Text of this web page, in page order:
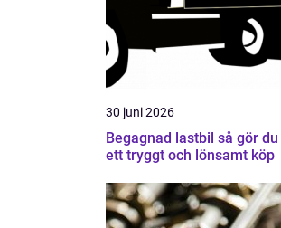
30 juni 2026
Begagnad lastbil så gör du
ett tryggt och lönsamt köp